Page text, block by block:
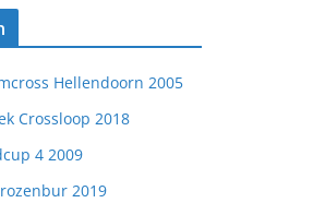
Hellendoorn 2005
Crossloop 2018
4 2009
2019